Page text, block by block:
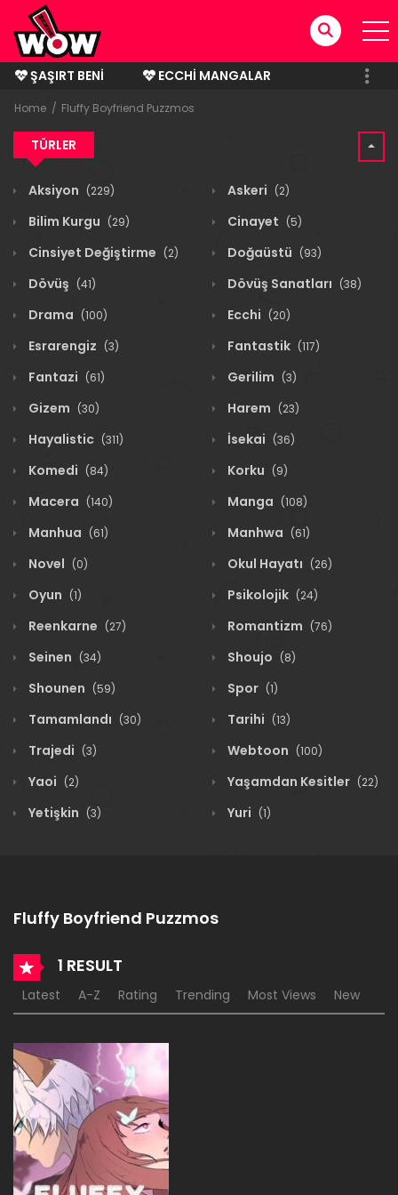
ŞAŞIRT BENI
ECCHI MANGALAR
BITMIŞ MANGALAR
Home Fluffy Boyfriend Puzzmos
TÜRLER
Aksiyon (229) Askeri (2)
Bilim Kurgu (29) Cinayet (5)
Cinsiyet Değiştirme (2) Doğaüstü (93)
Dövüş (41) Dövüş Sanatları (38)
Drama (100) Ecchi (20)
Esrarengiz (3) Fantastik (117)
Fantazi (61) Gerilim (3)
Gizem (30) Harem (23)
Hayalistic (311) İsekai (36)
Komedi (84) Korku (9)
Macera (140) Manga (108)
Manhua (61) Manhwa (61)
Novel (0) Okul Hayatı (26)
Oyun (1) Psikolojik (24)
Reenkarne (27) Romantizm (76)
Seinen (34) Shoujo (8)
Shounen (59) Spor (1)
Tamamlandı (30) Tarihi (13)
Trajedi (3) Webtoon (100)
Yaoi (2) Yaşamdan Kesitler (22)
Yetişkin (3) Yuri (1)
Fluffy Boyfriend Puzzmos
1 RESULT
Latest A-Z Rating Trending Most Views New